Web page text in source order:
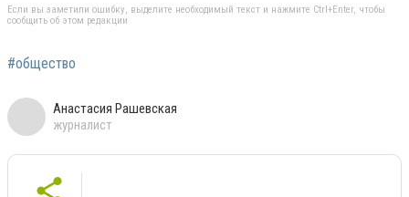
Если вы заметили ошибку, выделите необходимый текст и нажмите Ctrl+Enter, чтобы
сообщить об этом редакции
#общество
Анастасия Рашевская
журналист